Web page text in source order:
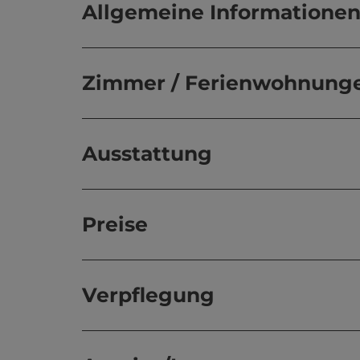
Allgemeine Informationen
Zimmer /
Ausstattung
Preise
Verpflegung